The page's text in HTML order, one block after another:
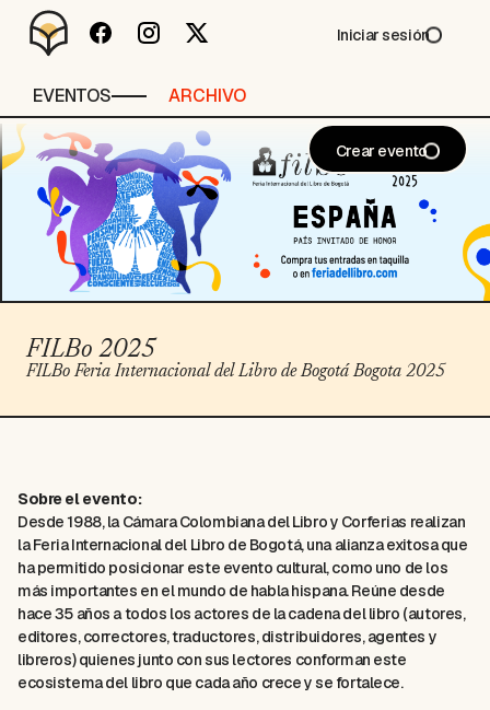
EVENTOS ARCHIVO
Iniciar sesión
Crear evento
FILBo 2025
FILBo Feria Internacional del Libro de Bogotá Bogota 2025
Sobre el evento:
Desde 1988, la Cámara Colombiana del Libro y Corferias realizan
la Feria Internacional del Libro de Bogotá, una alianza exitosa que
ha permitido posicionar este evento cultural, como uno de los
más importantes en el mundo de habla hispana. Reúne desde
hace 35 años a todos los actores de la cadena del libro (autores,
editores, correctores, traductores, distribuidores, agentes y
libreros) quienes junto con sus lectores conforman este
ecosistema del libro que cada año crece y se fortalece.